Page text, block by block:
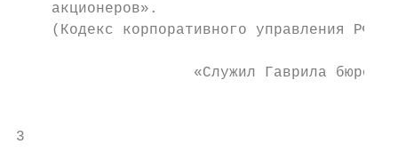
    акционеров».
    (Кодекс корпоративного управления РФ)
«Служил Гаврила
3